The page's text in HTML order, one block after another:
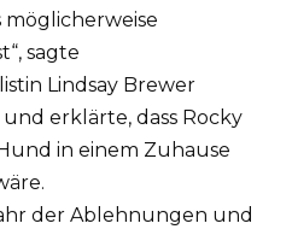
möglicherweise
sagte
Lindsay Brewer
erklärte, dass Rocky
in einem Zuhause
der Ablehnungen und